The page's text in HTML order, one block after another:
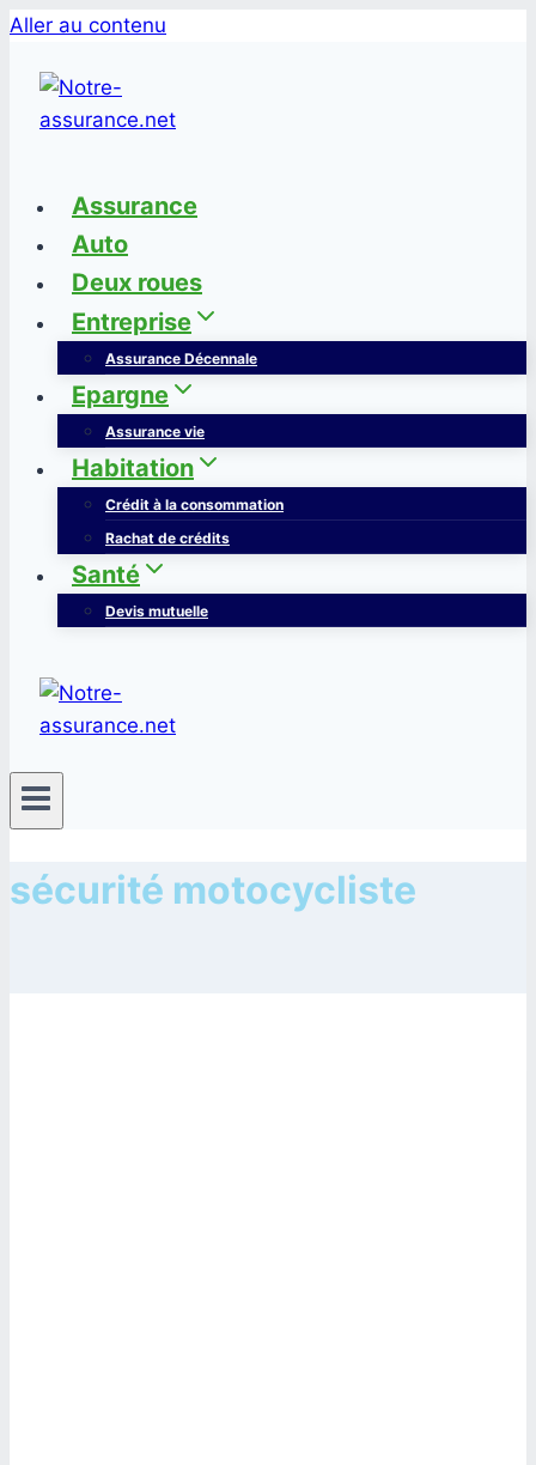
Aller au contenu
Assurance
Auto
Deux roues
Entreprise
Assurance Décennale
Epargne
Assurance vie
Habitation
Crédit à la consommation
Rachat de crédits
Santé
Devis mutuelle
sécurité motocycliste